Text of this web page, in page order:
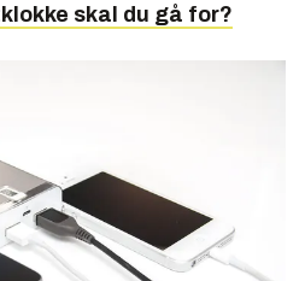
skal du gå for?